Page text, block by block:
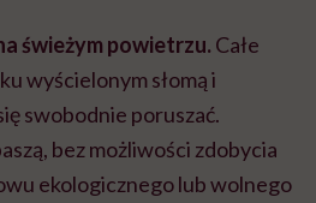
świeżym powietrzu. Całe
wyścielonym słomą i
swobodnie poruszać.
bez możliwości zdobycia
ekologicznego lub wolnego